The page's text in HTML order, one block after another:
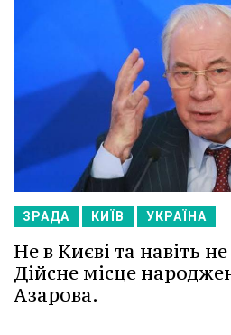
ЗРАДА КИЇВ УКРАЇНА
Не в Києві та навіть
Дійсне місце
Азарова.